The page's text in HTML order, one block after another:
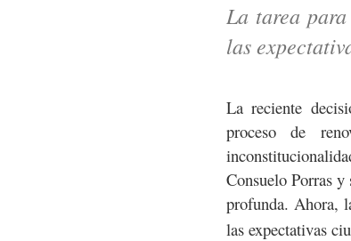
La tarea
las
La reciente
proceso de
Consuelo Porras
profunda. Ahora,
las expectativas